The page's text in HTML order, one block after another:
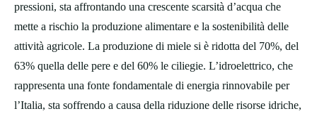
pressioni, sta affrontando una crescente scarsità d’acqua che
mette a rischio la produzione alimentare e la sostenibilità delle
attività agricole. La produzione di miele si è ridotta del 70%, del
63% quella delle pere e del 60% le ciliegie. L’idroelettrico, che
rappresenta una fonte fondamentale di energia rinnovabile per
l’Italia, sta soffrendo a causa della riduzione delle risorse idriche,